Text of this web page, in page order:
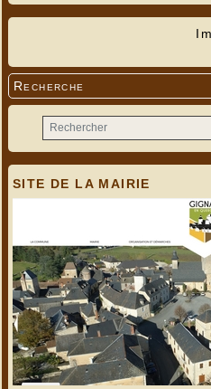
Recherche
SITE DE LA MAIRIE